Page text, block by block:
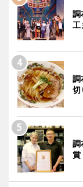
調
工
調
切
調
賞